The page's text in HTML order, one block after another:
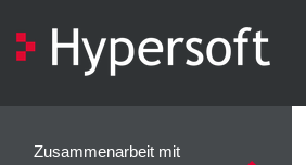
Zusammenarbeit mit